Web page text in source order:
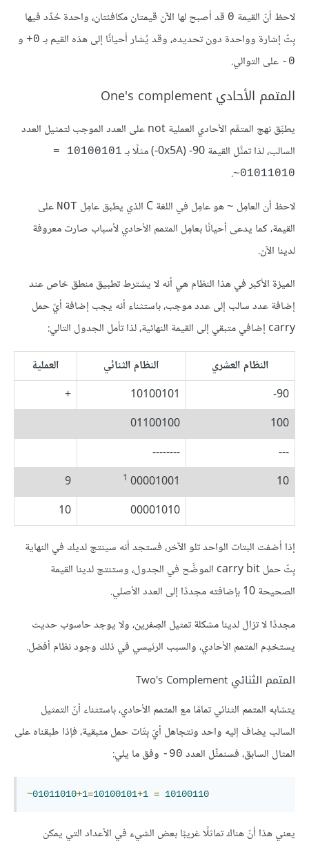
لاحظ أنّ القيمة 0 قد أصبح لها الآن قيمتان مكافئتان، واحدة حُدِّد فيها
بِتّ إشارة وواحدة دون تحديده، وقد يُشار أحيانًا إلى هذه القيم بـ 0+ و
0- على التوالي.
المتمم الأحادي One's complement
يطبِّق نهج المتمِّم الأحادي العملية not على العدد الموجب لتمثيل العدد
السالب، لذا تمثَّل القيمة 90- (0x5A-) مثلًا بـ
01011010~
.
لاحظ أن العامِل ~ هو عامِل في اللغة C الذي يطبق عامِل NOT على
القيمة، كما يدعى أحيانًا بعامِل المتمم الأحادي لأسباب صارت معروفة
لدينا الآن.
الميزة الأكبر في هذا النظام هي أنه لا يشترط تطبيق منطق خاص عند
إضافة عدد سالب إلى عدد موجب، باستثناء أنه يجب إضافة أيّ حمل
carry إضافي متبقي إلى القيمة النهائية، لذا تأمل الجدول التالي:
النظام العشري
النظام الثنائي
العملية
90-
10100101
+
100
01100100
---
--------
10
00001001
1
9
00001010
10
إذا أضفت البتات الواحد تلو الآخر، فستجد أنه سينتج لديك في النهاية
بِتّ حمل carry bit الموضَّح في الجدول، وستنتج لدينا القيمة
الصحيحة 10 بإضافته مجددًا إلى العدد الأصلي.
مجددًا لا تزال لدينا مشكلة تمثيل الصِفرين، ولا يوجد حاسوب حديث
يستخدِم المتمم الأحادي، والسبب الرئيسي في ذلك وجود نظام أفضل.
المتمم الثنائي Two's Complement
يتشابه المتمم الثنائي تمامًا مع المتمم الأحادي، باستثناء أنّ التمثيل
السالب يضاف إليه واحد ونتجاهل أيّ بِتّات حمل متبقية، فإذا طبقناه على
المثال السابق، فسنمثِّل العدد 90- وفق ما يلي:
~01011010+1=10100101+1 = 10100110
يعني هذا أنّ هناك تماثلًا غريبًا بعض الشيء في الأعداد التي يمكن